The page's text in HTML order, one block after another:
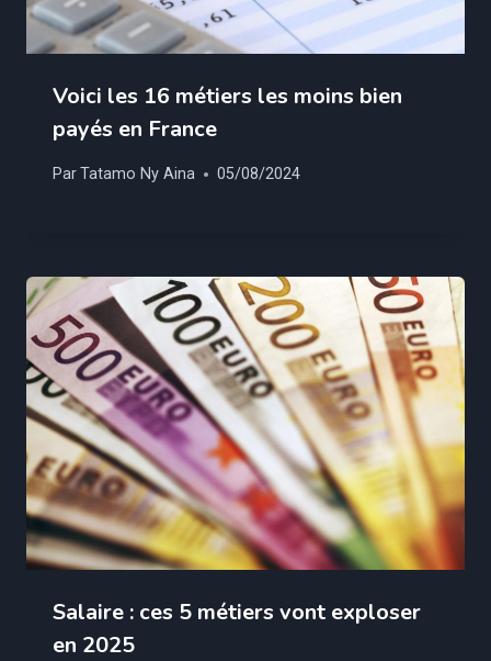
Voici les 16 métiers les moins bien
payés en France
ParTatamo Ny Aina 05/08/2024
Salaire : ces 5 métiers vont exploser
en 2025